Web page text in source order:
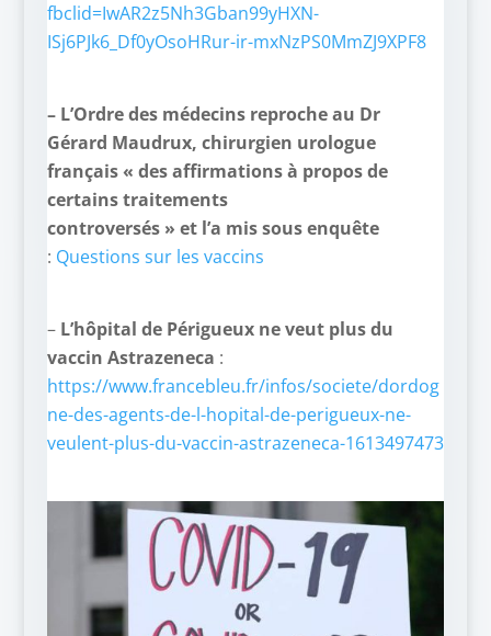
fbclid=IwAR2z5Nh3Gban99yHXN-
ISj6PJk6_Df0yOsoHRur-ir-mxNzPS0MmZJ9XPF8
– L’Ordre des médecins reproche au Dr
Gérard Maudrux, chirurgien urologue
français « des affirmations à propos de
certains traitements
controversés » et l’a mis sous enquête
: Questions sur les vaccins
– L’hôpital de Périgueux ne veut plus du
vaccin Astrazeneca :
https://www.francebleu.fr/infos/societe/dordog
ne-des-agents-de-l-hopital-de-perigueux-ne-
veulent-plus-du-vaccin-astrazeneca-1613497473